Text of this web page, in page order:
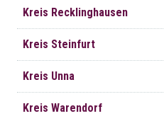
Kreis Recklinghausen
Kreis Steinfurt
Kreis Unna
Kreis Warendorf